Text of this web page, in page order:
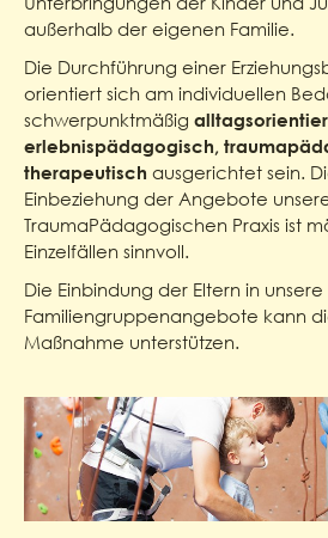
außerhalb der eigenen Familie.
Die Durchführung einer
orientiert sich am individuellen
schwerpunktmäßig
erlebnispädagogisch,
therapeutisch ausgerichtet sein.
Einbeziehung der Angebote
TraumaPädagogischen Praxis ist
Einzelfällen sinnvoll.
Die Einbindung der Eltern in unsere
Familiengruppenangebote kann
Maßnahme unterstützen.